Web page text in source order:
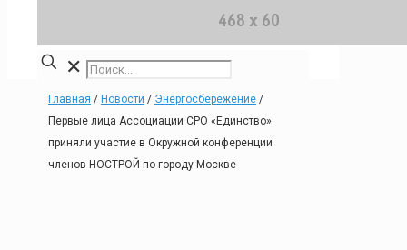
✕
Главная / Новости / Энергосбережение /
Первые лица Ассоциации СРО «Единство»
приняли участие в Окружной конференции
членов НОСТРОЙ по городу Москве